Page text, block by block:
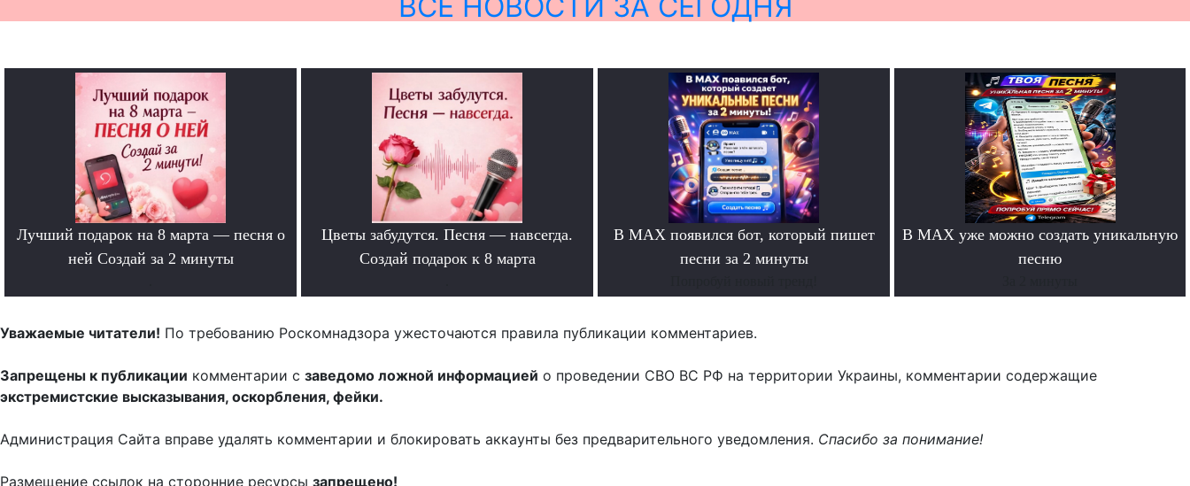
Лучший подарок на 8 марта — песня о
ней Создай за 2 минуты
Цветы забудутся. Песня — навсегда.
Создай подарок к 8 марта
В MAX появился бот, который пишет
песни за 2 минуты
В MAX уже можно создать уникальную
песню
Уважаемые читатели! По требованию Роскомнадзора ужесточаются правила публикации комментариев.
Запрещены к публикации комментарии с заведомо ложной информацией о проведении СВО ВС РФ на территории Украины, комментарии содержащие
экстремистские высказывания, оскорбления, фейки.
Администрация Сайта вправе удалять комментарии и блокировать аккаунты без предварительного уведомления. Спасибо за понимание!
Размещение ссылок на сторонние ресурсы запрещено!